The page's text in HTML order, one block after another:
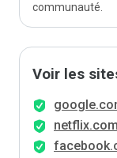
communauté.
Voir les
netflix.com